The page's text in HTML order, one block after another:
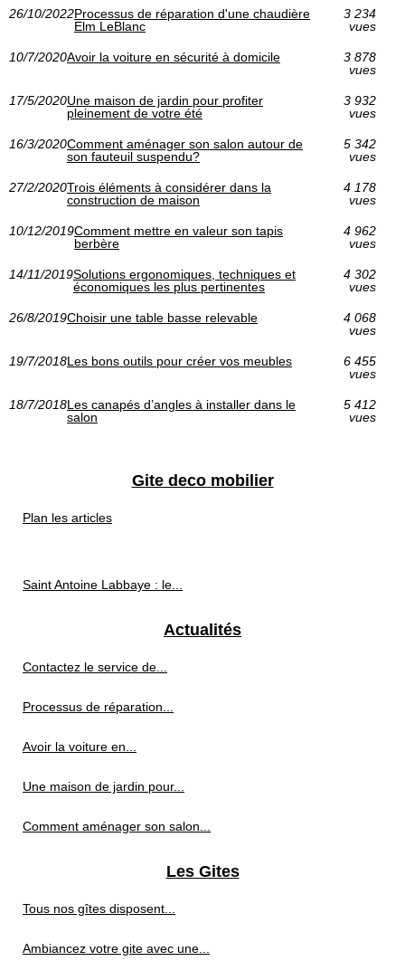
26/10/2022Processus de réparation d'une chaudière
Elm LeBlanc
3 234
vues
10/7/2020Avoir la voiture en sécurité à domicile
3 878
vues
17/5/2020Une maison de jardin pour profiter
pleinement de votre été
3 932
vues
16/3/2020Comment aménager son salon autour de
son fauteuil suspendu?
5 342
vues
27/2/2020Trois éléments à considérer dans la
construction de maison
4 178
vues
10/12/2019Comment mettre en valeur son tapis
berbère
4 962
vues
14/11/2019Solutions ergonomiques, techniques et
économiques les plus pertinentes
4 302
vues
26/8/2019Choisir une table basse relevable
4 068
vues
19/7/2018Les bons outils pour créer vos meubles
6 455
vues
18/7/2018Les canapés d’angles à installer dans le
salon
5 412
vues
Gite deco mobilier
Plan les articles
Saint Antoine Labbaye : le...
Actualités
Contactez le service de...
Processus de réparation...
Avoir la voiture en...
Une maison de jardin pour...
Comment aménager son salon...
Les Gites
Tous nos gîtes disposent...
Ambiancez votre gite avec une...